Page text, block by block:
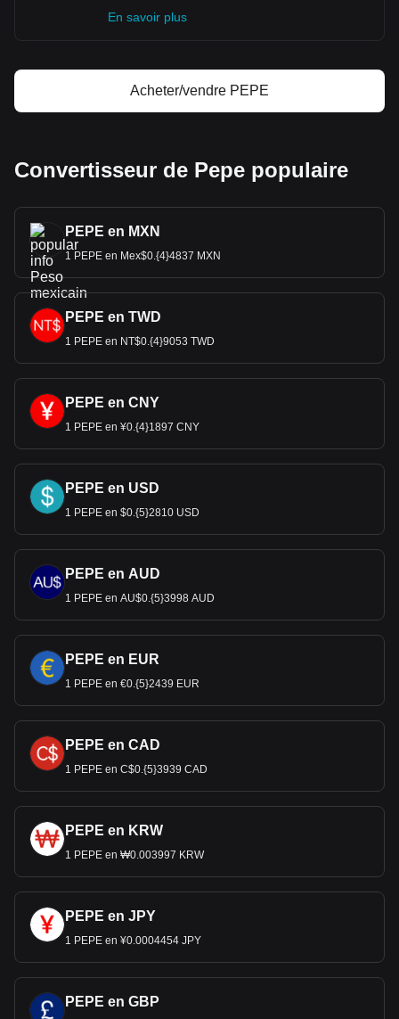
En savoir plus
Acheter/vendre PEPE
Convertisseur de Pepe populaire
PEPE en MXN
1 PEPE en Mex$0.{4}4837 MXN
PEPE en TWD
1 PEPE en NT$0.{4}9053 TWD
PEPE en CNY
1 PEPE en ¥0.{4}1897 CNY
PEPE en USD
1 PEPE en $0.{5}2810 USD
PEPE en AUD
1 PEPE en AU$0.{5}3998 AUD
PEPE en EUR
1 PEPE en €0.{5}2439 EUR
PEPE en CAD
1 PEPE en C$0.{5}3939 CAD
PEPE en KRW
1 PEPE en ₩0.003997 KRW
PEPE en JPY
1 PEPE en ¥0.0004454 JPY
PEPE en GBP